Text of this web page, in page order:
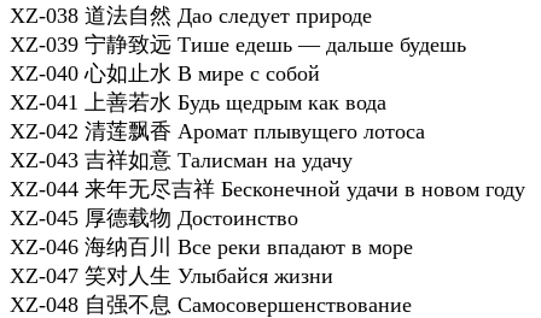
XZ-038 道法自然 Дао следует природе
XZ-039 宁静致远 Тише едешь — дальше будешь
XZ-040 心如止水 В мире с собой
XZ-041 上善若水 Будь щедрым как вода
XZ-042 清莲飘香 Аромат плывущего лотоса
XZ-043 吉祥如意 Талисман на удачу
XZ-044 来年无尽吉祥 Бесконечной удачи в новом году
XZ-045 厚德载物 Достоинство
XZ-046 海纳百川 Все реки впадают в море
XZ-047 笑对人生 Улыбайся жизни
XZ-048 自强不息 Самосовершенствование